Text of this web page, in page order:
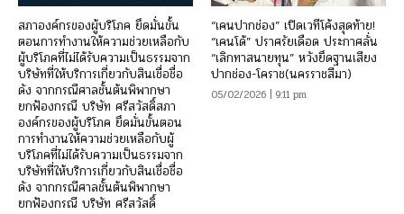
สภาองค์กรของผู้บริโภค ยึดมั่นขั้น
ตอนการทำงานให้ความช่วยเหลือกับ
ผู้บริโภคที่ไม่ได้รับความเป็นธรรมจาก
บริษัทที่ให้บริการเกี่ยวกับสินเชื่อชื่อ
ดัง จากกรณีศาลชั้นต้นพิพากษา
ยกฟ้องกรณี บริษัท ศรีสวัสดิ์สภา
องค์กรของผู้บริโภค ยึดมั่นขั้นตอน
การทำงานให้ความช่วยเหลือกับผู้
บริโภคที่ไม่ได้รับความเป็นธรรมจาก
บริษัทที่ให้บริการเกี่ยวกับสินเชื่อชื่อ
ดัง จากกรณีศาลชั้นต้นพิพากษา
ยกฟ้องกรณี บริษัท ศรีสวัสดิ์
“เคนปากช่อง” เปิดเวทีโค้งสุดท้าย!
“เคนโด้” ปราศรัยเดือด ประกาศลั่น
“เลิกทาสนายทุน” หวังยึดฐานเสียง
ปากช่อง-โคราช(นครราชสีมา)
05/02/2026 | 9:11 pm